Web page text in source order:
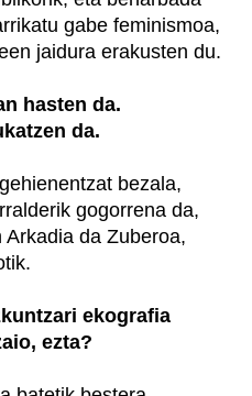
gabe feminismoa,
jaidura erakusten du.
hasten da.
da.
bezala,
gogorrena da,
da Zuberoa,
ekografia
ezta?